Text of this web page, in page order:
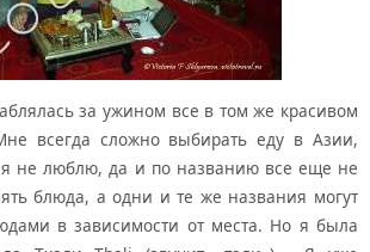
за ужином все в том же красивом
всегда сложно выбирать еду в Азии,
я не люблю, да и по названию все еще не
блюда, а одни и те же названия могут
в зависимости от места. Но я была